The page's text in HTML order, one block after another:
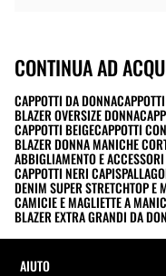
CONTINUA AD
CAPPOTTI DA DONNA
BLAZER OVERSIZE DONNA
CAPPOTTI BEIGECAPPOTTI
BLAZER DONNA MANICHE
ABBIGLIAMENTO E
CAPPOTTI NERI CAPISPALLA
DENIM SUPER STRETCHTOP E
CAMICIE E MAGLIETTE A
BLAZER EXTRA GRANDI DA
AIUTO